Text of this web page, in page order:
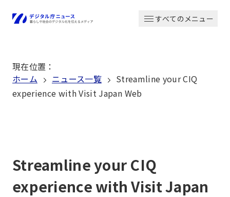
本
文
動
すべてのメニュー
現在位置 ：
ホーム
ニュース一覧
Streamline your CIQ
experience with Visit Japan Web
Streamline your CIQ
experience with Visit Japan